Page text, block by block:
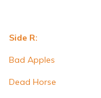
Side R:
Bad Apples
Dead Horse